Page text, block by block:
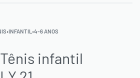
›INFANTIL ›4-6 ANOS
infantil